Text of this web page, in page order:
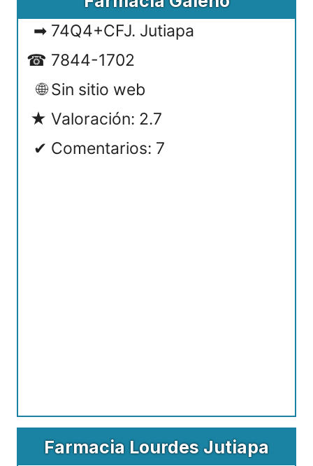
74Q4+CFJ. Jutiapa
7844-1702
Sin sitio web
Valoración: 2.7
Comentarios: 7
Farmacia Lourdes Jutiapa